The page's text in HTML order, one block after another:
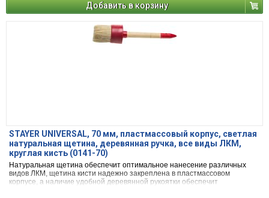
Добавить в корзину
STAYER UNIVERSAL, 70 мм, пластмассовый корпус, светлая
натуральная щетина, деревянная ручка, все виды ЛКМ,
круглая кисть (0141-70)
Натуральная щетина обеспечит оптимальное нанесение различных
видов ЛКМ, щетина кисти надежно закреплена в пластмассовом
корпусе, а наличие удобной деревянной рукоятки обеспечит